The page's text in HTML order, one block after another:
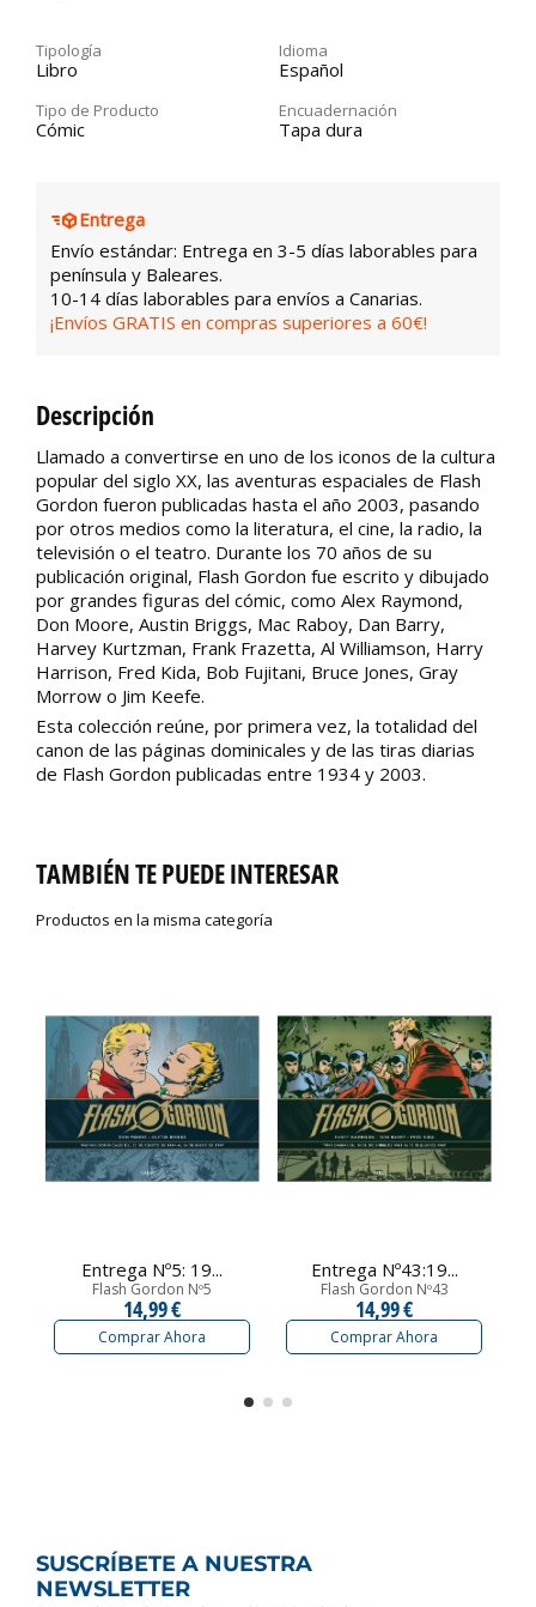
Tipología
Libro
Idioma
Español
Tipo de Producto
Cómic
Encuadernación
Tapa dura
Entrega
Envío estándar: Entrega en 3-5 días laborables para
península y Baleares.
10-14 días laborables para envíos a Canarias.
¡Envíos GRATIS en compras superiores a 60€!
Descripción
Llamado a convertirse en uno de los iconos de la cultura
popular del siglo XX, las aventuras espaciales de Flash
Gordon fueron publicadas hasta el año 2003, pasando
por otros medios como la literatura, el cine, la radio, la
televisión o el teatro. Durante los 70 años de su
publicación original, Flash Gordon fue escrito y dibujado
por grandes figuras del cómic, como Alex Raymond,
Don Moore, Austin Briggs, Mac Raboy, Dan Barry,
Harvey Kurtzman, Frank Frazetta, Al Williamson, Harry
Harrison, Fred Kida, Bob Fujitani, Bruce Jones, Gray
Morrow o Jim Keefe.
Esta colección reúne, por primera vez, la totalidad del
canon de las páginas dominicales y de las tiras diarias
de Flash Gordon publicadas entre 1934 y 2003.
TAMBIÉN TE PUEDE INTERESAR
Productos en la misma categoría
Entrega Nº5: 19...
Flash Gordon Nº5
14,99 €
Comprar Ahora
Entrega Nº43:19...
Flash Gordon Nº43
14,99 €
Comprar Ahora
SUSCRÍBETE A NUESTRA
NEWSLETTER